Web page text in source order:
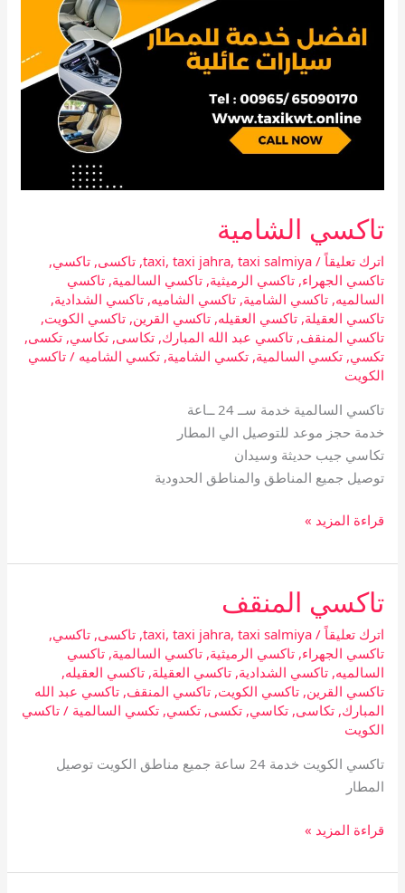
تاكسي الشامية
اترك تعليقاً /
taxi, taxi jahra, taxi salmiya
,تاكسى,تاكسي,
تاكسي الجهراء,تاكسي الرميثية,تاكسي السالمية,تاكسي
السالميه,تاكسي الشامية,تاكسي الشاميه,تاكسي الشدادية,
تاكسي العقيلة,تاكسي العقيله,تاكسي القرين,تاكسي الكويت,
تاكسي المنقف,تاكسي عبد الله المبارك,تكاسى,تكاسي,تكسى,
تكسي,تكسي السالمية,تكسي الشامية,تكسي الشاميه /تاكسي
الكويت
تاكسي السالمية خدمة ســ 24 ــاعة
خدمة حجز موعد للتوصيل الي المطار
تكاسي جيب حديثة وسيدان
توصيل جميع المناطق والمناطق الحدودية
قراءة المزيد »
تاكسي المنقف
اترك تعليقاً /
taxi, taxi jahra, taxi salmiya
,تاكسى,تاكسي,
تاكسي الجهراء,تاكسي الرميثية,تاكسي السالمية,تاكسي
السالميه,تاكسي الشدادية,تاكسي العقيلة,تاكسي العقيله,
تاكسي القرين,تاكسي الكويت,تاكسي المنقف,تاكسي عبد الله
المبارك,تكاسى,تكاسي,تكسى,تكسي,تكسي السالمية /تاكسي
الكويت
تاكسي الكويت خدمة 24 ساعة جميع مناطق الكويت توصيل
المطار
تاكسي
المنقف
قراءة المزيد »